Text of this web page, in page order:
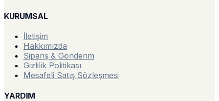
KURUMSAL
İletişim
Hakkımızda
Sipariş & Gönderim
Gizlilik Politikası
Mesafeli Satış Sözleşmesi
YARDIM